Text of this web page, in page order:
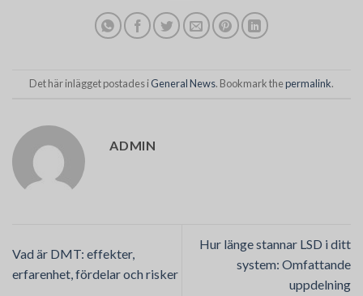
Det här inlägget postades iGeneral News. Bookmark thepermalink.
ADMIN
Vad är DMT: effekter,
erfarenhet, fördelar och risker
Hur länge stannar LSD i ditt
system: Omfattande
uppdelning